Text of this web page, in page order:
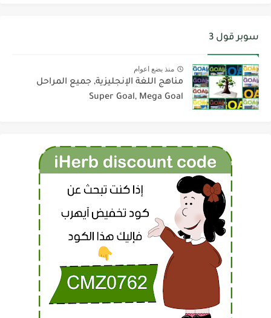
سوبر قول 3
منذ بضع اعوام
مناهج اللغة الإنجليزية, جميع المراحل
Super Goal, Mega Goal